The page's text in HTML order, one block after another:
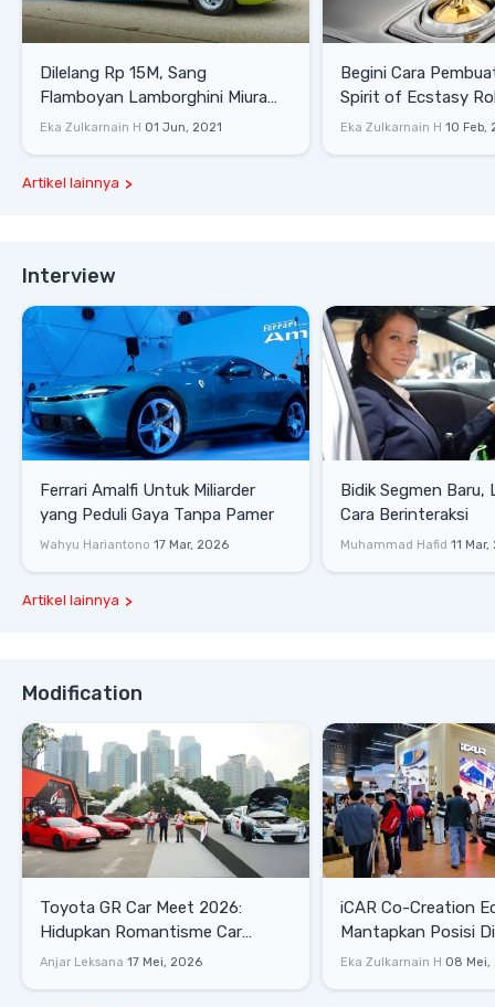
Dilelang Rp 15M, Sang
Flamboyan Lamborghini Miura
P400 S
Eka Zulkarnain H 01 Jun, 2021
Begini Cara
Spirit of Ecstasy
Eka Zulkarnain H 10 Feb,
Artikel lainnya
Interview
Ferrari Amalfi Untuk Miliarder
yang Peduli Gaya Tanpa Pamer
Wahyu Hariantono 17 Mar, 2026
Bidik Segmen Baru,
Cara Berinteraksi
Muhammad Hafid 11
Artikel lainnya
Modification
Toyota GR Car Meet 2026:
Hidupkan Romantisme Car
Culture Era 90-an
Anjar Leksana 17 Mei, 2026
iCAR Co-Creation
Mantapkan Posisi
Gaya Hidup
Eka Zulkarnain H 08 Mei,